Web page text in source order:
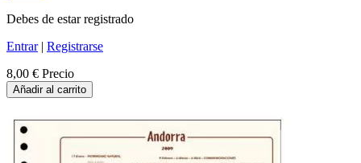
Debes de estar registrado
Entrar| Registrarse
8,00 € Precio
Añadir al carrito